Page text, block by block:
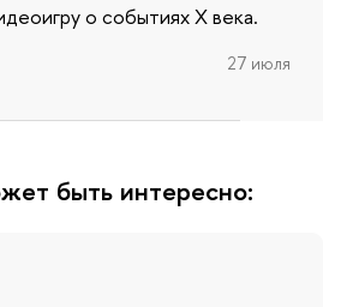
о событиях X века.
27 июля
быть интересно: